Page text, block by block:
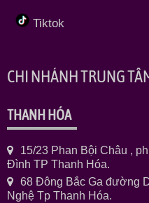
Tiktok
CHI NHÁNH TRUNG
THANH HÓA
15/23 Phan Bội Châu ,
Đình TP Thanh Hóa.
68 Đông Bắc Ga đường
Nghệ Tp Thanh Hóa.